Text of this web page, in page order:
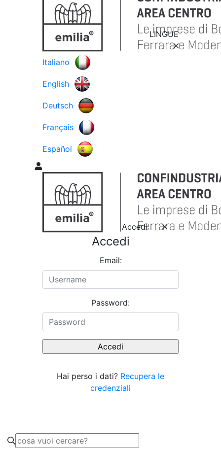
LINGUE
Italiano
English
Deutsch
Français
Español
Accedi
Accedi
Email:
Password:
Hai perso i dati? Recupera le
credenziali